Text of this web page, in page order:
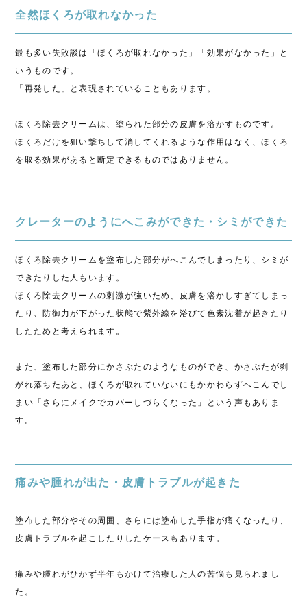
全然ほくろが取れなかった
最も多い失敗談は「ほくろが取れなかった」「効果がなかった」と
いうものです。
「再発した」と表現されていることもあります。
ほくろ除去クリームは、塗られた部分の皮膚を溶かすものです。
ほくろだけを狙い撃ちして消してくれるような作用はなく、ほくろ
を取る効果があると断定できるものではありません。
クレーターのようにへこみができた・シミができた
ほくろ除去クリームを塗布した部分がへこんでしまったり、シミが
できたりした人もいます。
ほくろ除去クリームの刺激が強いため、皮膚を溶かしすぎてしまっ
たり、防御力が下がった状態で紫外線を浴びて色素沈着が起きたり
したためと考えられます。
また、塗布した部分にかさぶたのようなものができ、かさぶたが剥
がれ落ちたあと、ほくろが取れていないにもかかわらずへこんでし
まい「さらにメイクでカバーしづらくなった」という声もありま
す。
痛みや腫れが出た・皮膚トラブルが起きた
塗布した部分やその周囲、さらには塗布した手指が痛くなったり、
皮膚トラブルを起こしたりしたケースもあります。
痛みや腫れがひかず半年もかけて治療した人の苦悩も見られまし
た。